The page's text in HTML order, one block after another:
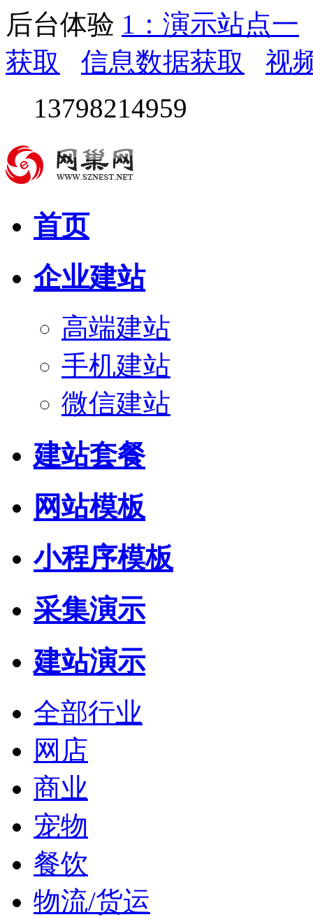
后台体验 1：演示站点一
获取
信息数据获取
视
13798214959
首页
企业建站
高端建站
手机建站
微信建站
建站套餐
网站模板
小程序模板
采集演示
建站演示
全部行业
网店
商业
宠物
餐饮
物流/货运